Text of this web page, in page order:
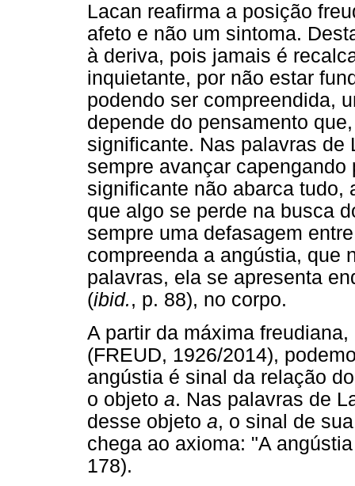
Lacan reafirma a posição
afeto e não um sintoma.
à deriva, pois jamais é
inquietante, por não estar
podendo ser compreendida,
depende do pensamento
significante. Nas palavras de
sempre avançar
significante não abarca tudo,
que algo se perde na busca
sempre uma defasagem
compreenda a angústia, que
palavras, ela se apresenta
(ibid., p. 88), no corpo.
A partir da máxima
(FREUD, 1926/2014),
angústia é sinal da relação
o objeto a. Nas palavras de
desse objeto a, o sinal de
chega ao axioma: "A
178).